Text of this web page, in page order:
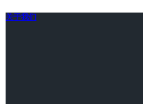
关于我们